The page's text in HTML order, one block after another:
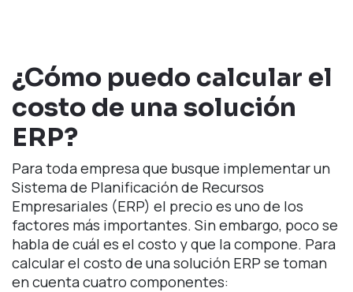
¿Cómo puedo calcular el
costo de una solución
ERP?
Para toda empresa que busque implementar un
Sistema de Planificación de Recursos
Empresariales (ERP) el precio es uno de los
factores más importantes. Sin embargo, poco se
habla de cuál es el costo y que la compone. Para
calcular el costo de una solución ERP se toman
en cuenta cuatro componentes: